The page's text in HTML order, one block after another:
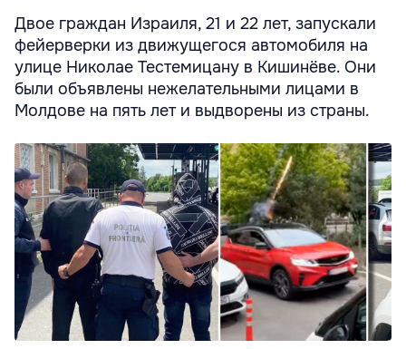
Двое граждан Израиля, 21 и 22 лет, запускали
фейерверки из движущегося автомобиля на
улице Николае Тестемицану в Кишинёве. Они
были объявлены нежелательными лицами в
Молдове на пять лет и выдворены из страны.